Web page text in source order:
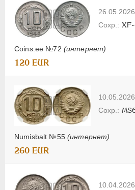
26.05.2026
Coins.ee №72 (интернет)
120 EUR
10.05.2026
Numisbalt №55 (интернет)
260 EUR
10.04.2026